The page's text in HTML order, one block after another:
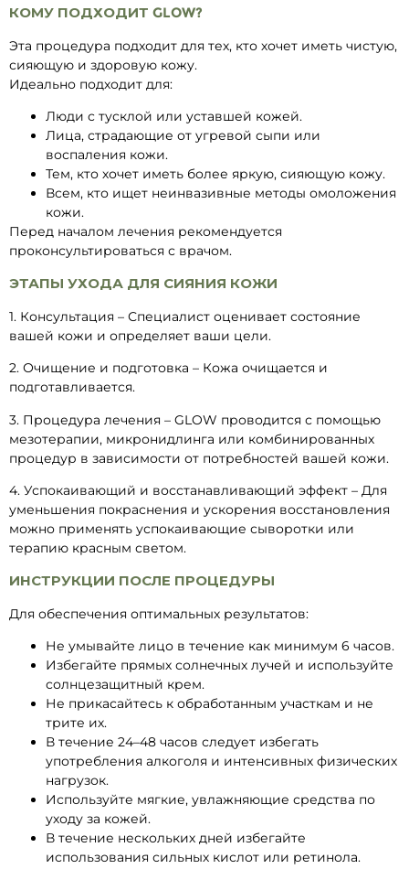
КОМУ ПОДХОДИТ GLOW?
Эта процедура подходит для тех, кто хочет иметь чистую,
сияющую и здоровую кожу.
Идеально подходит для:
Люди с тусклой или уставшей кожей.
Лица, страдающие от угревой сыпи или
воспаления кожи.
Тем, кто хочет иметь более яркую, сияющую кожу.
Всем, кто ищет неинвазивные методы омоложения
кожи.
Перед началом лечения рекомендуется
проконсультироваться с врачом.
ЭТАПЫ УХОДА ДЛЯ СИЯНИЯ КОЖИ
1. Консультация – Специалист оценивает состояние
вашей кожи и определяет ваши цели.
2. Очищение и подготовка – Кожа очищается и
подготавливается.
3. Процедура лечения – GLOW проводится с помощью
мезотерапии, микронидлинга или комбинированных
процедур в зависимости от потребностей вашей кожи.
4. Успокаивающий и восстанавливающий эффект – Для
уменьшения покраснения и ускорения восстановления
можно применять успокаивающие сыворотки или
терапию красным светом.
ИНСТРУКЦИИ ПОСЛЕ ПРОЦЕДУРЫ
Для обеспечения оптимальных результатов:
Не умывайте лицо в течение как минимум 6 часов.
Избегайте прямых солнечных лучей и используйте
солнцезащитный крем.
Не прикасайтесь к обработанным участкам и не
трите их.
В течение 24–48 часов следует избегать
употребления алкоголя и интенсивных физических
нагрузок.
Используйте мягкие, увлажняющие средства по
уходу за кожей.
В течение нескольких дней избегайте
использования сильных кислот или ретинола.